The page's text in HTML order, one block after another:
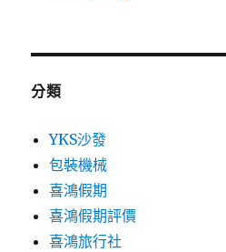
分類
YKS沙發
包裝機械
喜鴻假期
喜鴻假期評價
喜鴻旅行社